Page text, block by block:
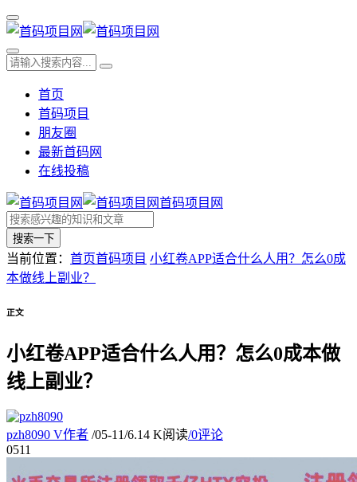
首页
首码项目
朋友圈
最新首码网
在线投稿
首码项目网
搜索一下
当前位置： 首页首码项目 小红卷APP适合什么人用？怎么0成
本做线上副业？
正文
小红卷APP适合什么人用？怎么0成本做
线上副业？
pzh8090 V作者 /05-11/6.14 K阅读/0评论
0511